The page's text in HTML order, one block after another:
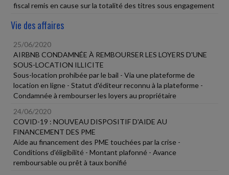
fiscal remis en cause sur la totalité des titres sous engagement
Vie des affaires
25/06/2020
AIRBNB CONDAMNÉE À REMBOURSER LES LOYERS D'UNE
SOUS-LOCATION ILLICITE
Sous-location prohibée par le bail - Via une plateforme de
location en ligne - Statut d'éditeur reconnu à la plateforme -
Condamnée à rembourser les loyers au propriétaire
24/06/2020
COVID-19 : NOUVEAU DISPOSITIF D'AIDE AU
FINANCEMENT DES PME
Aide au financement des PME touchées par la crise -
Conditions d'éligibilité - Montant plafonné - Avance
remboursable ou prêt à taux bonifié